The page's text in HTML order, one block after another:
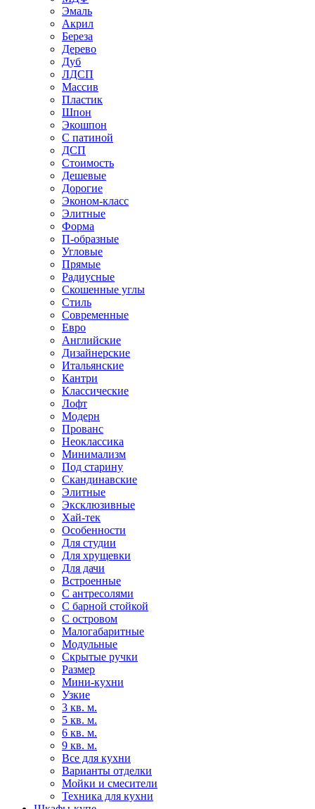
Эмаль
Акрил
Береза
Дерево
Дуб
ЛДСП
Массив
Пластик
Шпон
Экошпон
С патиной
ДСП
Стоимость
Дешевые
Дорогие
Эконом-класс
Элитные
Форма
П-образные
Угловые
Прямые
Радиусные
Скошенные углы
Стиль
Современные
Евро
Английские
Дизайнерские
Итальянские
Кантри
Классические
Лофт
Модерн
Прованс
Неоклассика
Минимализм
Под старину
Скандинавские
Элитные
Эксклюзивные
Хай-тек
Особенности
Для студии
Для хрущевки
Для дачи
Встроенные
С антресолями
С барной стойкой
С островом
Малогабаритные
Модульные
Скрытые ручки
Размер
Мини-кухни
Узкие
3 кв. м.
5 кв. м.
6 кв. м.
9 кв. м.
Все для кухни
Варианты отделки
Мойки и смесители
Техника для кухни